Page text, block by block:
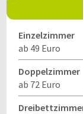
Einzelzimmer
ab 49 Euro
Doppelzimmer
ab 72 Euro